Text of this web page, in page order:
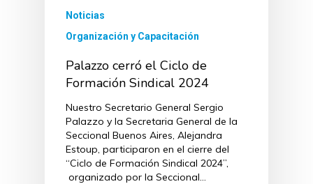
Noticias
Organización y Capacitación
Palazzo cerró el Ciclo de
Formación Sindical 2024
Nuestro Secretario General Sergio
Palazzo y la Secretaria General de la
Seccional Buenos Aires, Alejandra
Estoup, participaron en el cierre del
“Ciclo de Formación Sindical 2024”,
organizado por la Seccional…